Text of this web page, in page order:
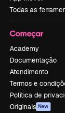
Todas as
Começar
Academy
Documentação
Atendimento
Termos e
Política de
Originais New